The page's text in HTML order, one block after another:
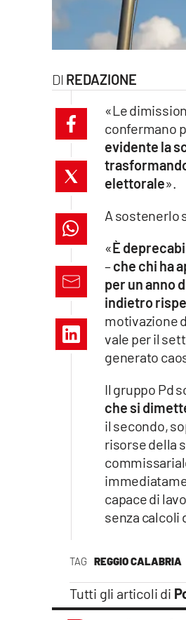
cosenzachannel.it
catanzarochannel.it
lacapitalenews.it
Vai
REDAZIONE
TAG REGGIO CALABRIA
Tutti gli articoli di
«Le
confermano
evidente la
elettorale».
A sostenerlo
«È
–che chi ha
per un anno
indietro
motivazione
vale per il
generato
Il gruppo Pd
che si
il secondo,
risorse della
capace di
senza calcoli